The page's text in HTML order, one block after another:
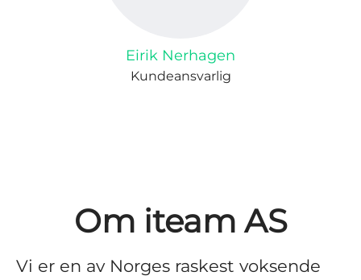
Eirik Nerhagen
Kundeansvarlig
Om iteam AS
Vi er en av Norges raskest voksende